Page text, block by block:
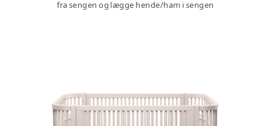
fra sengen og lægge hende/ham i sengen